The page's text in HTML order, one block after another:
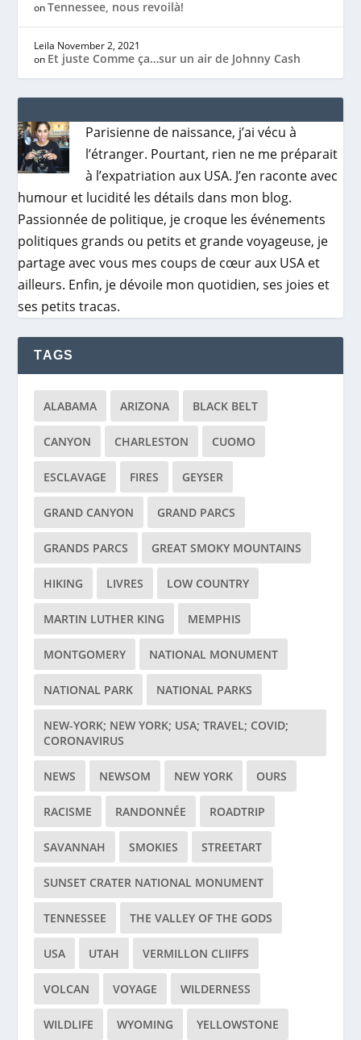
onTennessee, nous revoilà!
Leila November 2, 2021
on Et juste Comme ça…sur un air de Johnny Cash
Parisienne de naissance, j’ai vécu à
l’étranger. Pourtant, rien ne me préparait
à l’expatriation aux USA. J’en raconte avec
humour et lucidité les détails dans mon blog.
Passionnée de politique, je croque les événements
politiques grands ou petits et grande voyageuse, je
partage avec vous mes coups de cœur aux USA et
ailleurs. Enfin, je dévoile mon quotidien, ses joies et
ses petits tracas.
TAGS
ALABAMA ARIZONA BLACK BELT
CANYON CHARLESTON CUOMO
ESCLAVAGE FIRES GEYSER
GRAND CANYON GRAND PARCS
GRANDS PARCS GREAT SMOKY MOUNTAINS
HIKING LIVRES LOW COUNTRY
MARTIN LUTHER KING MEMPHIS
MONTGOMERY NATIONAL MONUMENT
NATIONAL PARK NATIONAL PARKS
NEW-YORK; NEW YORK; USA; TRAVEL; COVID;
CORONAVIRUS
NEWS NEWSOM NEW YORK OURS
RACISME RANDONNÉE ROADTRIP
SAVANNAH SMOKIES STREETART
SUNSET CRATER NATIONAL MONUMENT
TENNESSEE THE VALLEY OF THE GODS
USA UTAH VERMILLON CLIIFFS
VOLCAN VOYAGE WILDERNESS
WILDLIFE WYOMING YELLOWSTONE